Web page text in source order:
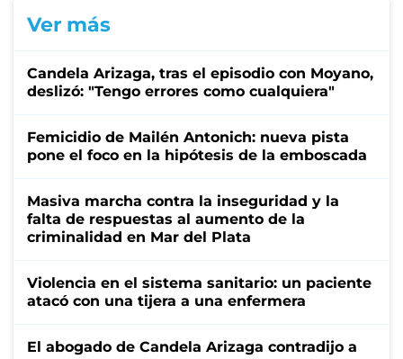
Ver más
Candela Arizaga, tras el episodio con Moyano,
deslizó: "Tengo errores como cualquiera"
Femicidio de Mailén Antonich: nueva pista
pone el foco en la hipótesis de la emboscada
Masiva marcha contra la inseguridad y la
falta de respuestas al aumento de la
criminalidad en Mar del Plata
Violencia en el sistema sanitario: un paciente
atacó con una tijera a una enfermera
El abogado de Candela Arizaga contradijo a